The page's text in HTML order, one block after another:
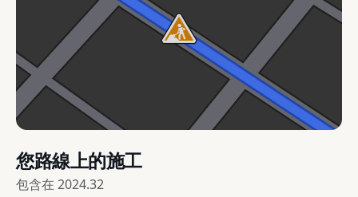
您路線上的施工
包含在 2024.32